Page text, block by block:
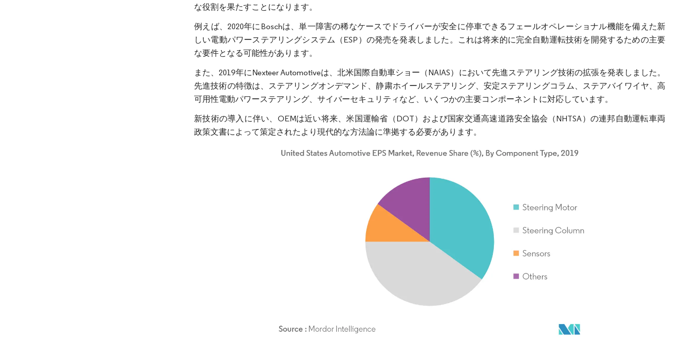
な役割を果たすことになります。
例えば、2020年にBoschは、単一障害の稀なケースでドライバーが安全に停車できるフェールオペレーショナル機能を備えた新
しい電動パワーステアリングシステム（ESP）の発売を発表しました。これは将来的に完全自動運転技術を開発するための主要
な要件となる可能性があります。
また、2019年にNexteer Automotiveは、北米国際自動車ショー（NAIAS）において先進ステアリング技術の拡張を発表しました。
先進技術の特徴は、ステアリングオンデマンド、静粛ホイールステアリング、安定ステアリングコラム、ステアバイワイヤ、高
可用性電動パワーステアリング、サイバーセキュリティなど、いくつかの主要コンポーネントに対応しています。
新技術の導入に伴い、OEMは近い将来、米国運輸省（DOT）および国家交通高速道路安全協会（NHTSA）の連邦自動運転車両
政策文書によって策定されたより現代的な方法論に準拠する必要があります。